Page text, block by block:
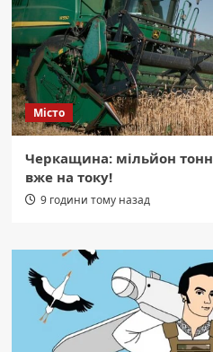
Місто
Черкащина: мільйон
вже на току!
9 години тому назад